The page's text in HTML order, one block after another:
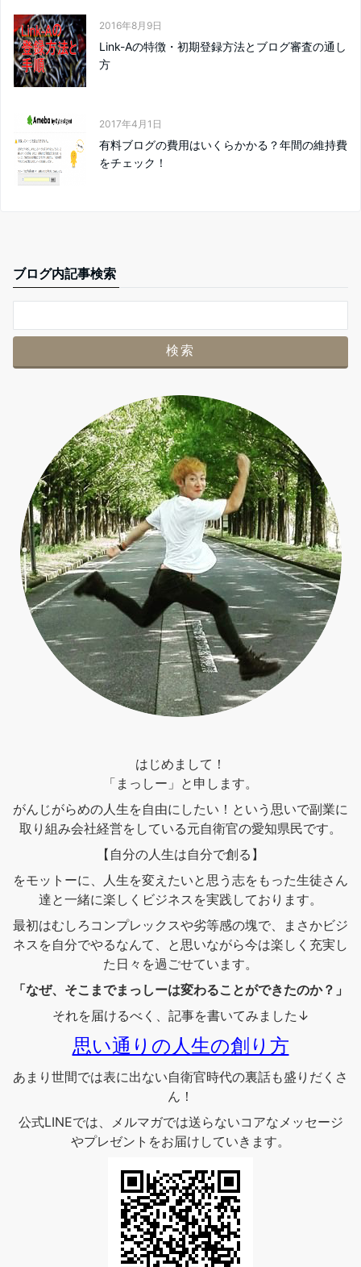
2016年8月9日
Link-Aの特徴・初期登録方法とブログ審査の通し
方
2017年4月1日
有料ブログの費用はいくらかかる？年間の維持費
をチェック！
ブログ内記事検索
はじめまして！
「まっしー」と申します。
がんじがらめの人生を自由にしたい！という思いで副業に
取り組み会社経営をしている元自衛官の愛知県民です。
【自分の人生は自分で創る】
をモットーに、人生を変えたいと思う志をもった生徒さん
達と一緒に楽しくビジネスを実践しております。
最初はむしろコンプレックスや劣等感の塊で、まさかビジ
ネスを自分でやるなんて、と思いながら今は楽しく充実し
た日々を過ごせています。
「なぜ、そこまでまっしーは変わることができたのか？」
それを届けるべく、記事を書いてみました↓
思い通りの人生の創り方
あまり世間では表に出ない自衛官時代の裏話も盛りだくさ
ん！
公式LINEでは、メルマガでは送らないコアなメッセージ
やプレゼントをお届けしていきます。